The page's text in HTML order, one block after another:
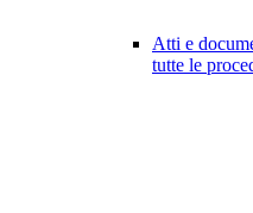
Atti e
tutte le